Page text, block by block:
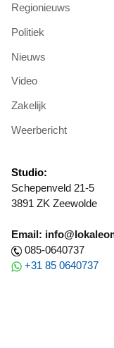
Regionieuws
Politiek
Nieuws
Video
Zakelijk
Weerbericht
Studio:
Schepenveld 21-5
3891 ZK Zeewolde
Email:
085-0640737
+31 85 0640737